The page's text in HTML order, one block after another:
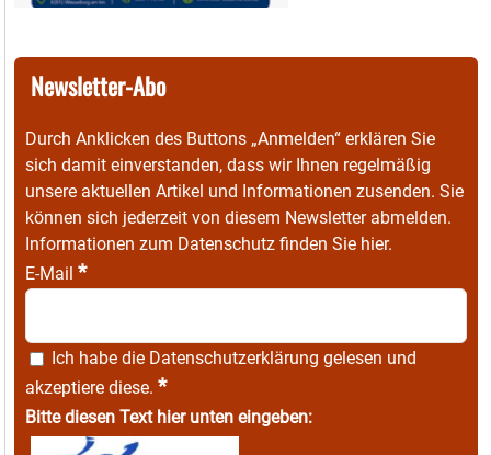
Newsletter-Abo
Durch Anklicken des Buttons „Anmelden“ erklären Sie
sich damit einverstanden, dass wir Ihnen regelmäßig
unsere aktuellen Artikel und Informationen zusenden. Sie
können sich jederzeit von diesem Newsletter abmelden.
Informationen zum Datenschutz finden Sie hier.
E-Mail *
Ich habe die Datenschutzerklärung gelesen und
akzeptiere diese. *
Bitte diesen Text hier unten eingeben: